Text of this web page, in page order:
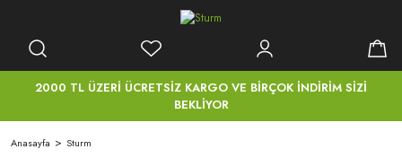
2000 TL ÜZERİ ÜCRETSİZ KARGO VE BİRÇOK İNDİRİM SİZİ
BEKLİYOR
Anasayfa Sturm